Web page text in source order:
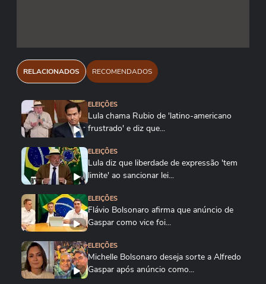
RELACIONADOS RECOMENDADOS
ELEIÇÕES
Lula chama Rubio de 'latino-americano
frustrado' e diz que...
ELEIÇÕES
Lula diz que liberdade de expressão 'tem
limite' ao sancionar lei...
ELEIÇÕES
Flávio Bolsonaro afirma que anúncio de
Gaspar como vice foi...
ELEIÇÕES
Michelle Bolsonaro deseja sorte a Alfredo
Gaspar após anúncio como...